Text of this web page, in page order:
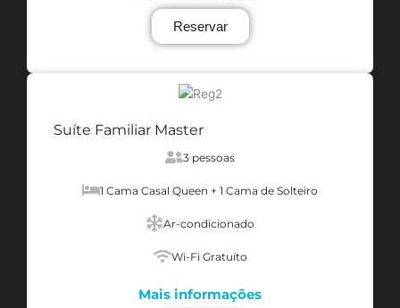
Reservar
Suíte Familiar Master
3 pessoas
1 Cama Casal Queen + 1 Cama de Solteiro
Ar-condicionado
Wi-Fi Gratuíto
Mais informações